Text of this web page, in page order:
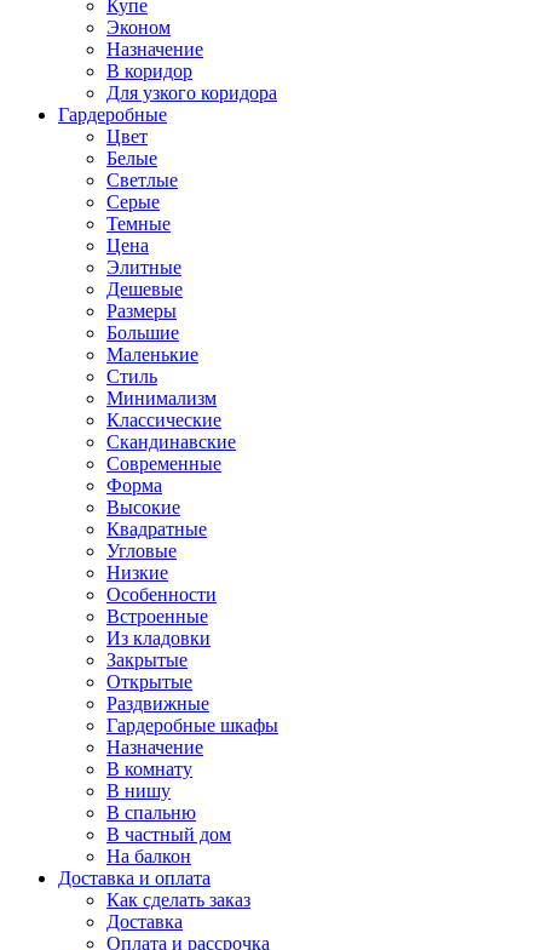
Купе
Эконом
Назначение
В коридор
Для узкого коридора
Гардеробные
Цвет
Белые
Светлые
Серые
Темные
Цена
Элитные
Дешевые
Размеры
Большие
Маленькие
Стиль
Минимализм
Классические
Скандинавские
Современные
Форма
Высокие
Квадратные
Угловые
Низкие
Особенности
Встроенные
Из кладовки
Закрытые
Открытые
Раздвижные
Гардеробные шкафы
Назначение
В комнату
В нишу
В спальню
В частный дом
На балкон
Доставка и оплата
Как сделать заказ
Доставка
Оплата и рассрочка